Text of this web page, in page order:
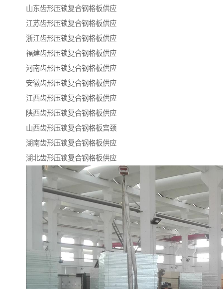
山东齿形压锁复合钢格板供应
江苏齿形压锁复合钢格板供应
浙江齿形压锁复合钢格板供应
福建齿形压锁复合钢格板供应
河南齿形压锁复合钢格板供应
安徽齿形压锁复合钢格板供应
江西齿形压锁复合钢格板供应
陕西齿形压锁复合钢格板供应
山西齿形压锁复合钢格板宫颈
湖南齿形压锁复合钢格板供应
湖北齿形压锁复合钢格板供应